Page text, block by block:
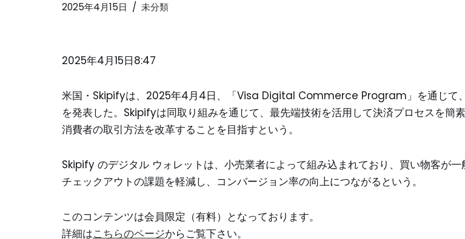
2025年4月15日 未分類
2025年4月15日8:47
米国・Skipifyは、2025年4月4日、「Visa Digital Commerce Program」を通じて
を発表した。Skipifyは同取り組みを通じて、最先端技術を活用して決済プロセスを簡素
消費者の取引方法を改革することを目指すという。
Skipify のデジタル ウォレットは、小売業者によって組み込まれており、買い物客が一
チェックアウトの課題を軽減し、コンバージョン率の向上につながるという。
このコンテンツは会員限定（有料）となっております。
詳細はこちらのページからご覧下さい。